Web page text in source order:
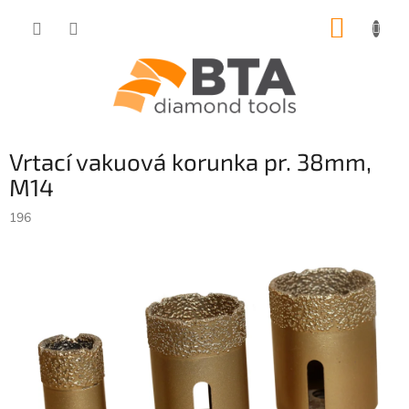
Vrtací vakuová korunka pr. 38mm,
M14
196